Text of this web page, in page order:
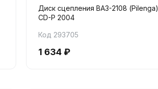
Диск сцепления ВАЗ-2108 (Pilenga)
CD-P 2004
Код 293705
1 634 ₽